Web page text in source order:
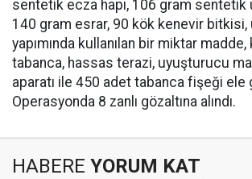
sentetik ecza hapı, 106 gram
140 gram esrar, 90 kök kenevir
yapımında kullanılan bir miktar madde,
tabanca, hassas terazi, uyuşturucu
aparatı ile 450 adet tabanca fişeği ele
Operasyonda 8 zanlı gözaltına alındı.
HABERE YORUM KAT